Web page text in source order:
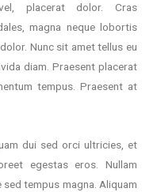
n
placerat dolor. Cras
magna neque lobortis
Nunc sit amet tellus eu
diam. Praesent placerat
tempus. Praesent at
dui sed orci ultricies, et
egestas eros. Nullam
tempus magna. Aliquam